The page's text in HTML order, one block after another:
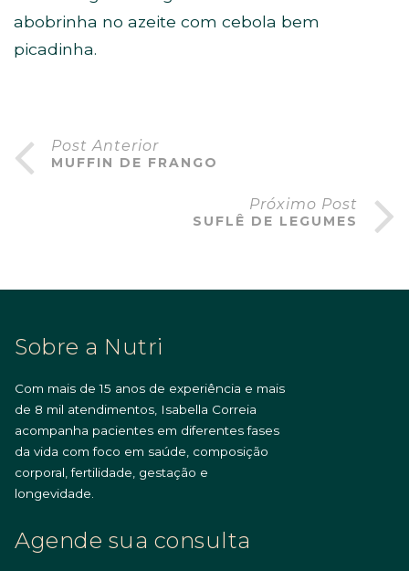
abobrinha no azeite com cebola bem
picadinha.
Post Anterior
MUFFIN DE FRANGO
Próximo Post
SUFLÊ DE LEGUMES
Sobre a Nutri
Com mais de 15 anos de experiência e mais
de 8 mil atendimentos, Isabella Correia
acompanha pacientes em diferentes fases
da vida com foco em saúde, composição
corporal, fertilidade, gestação e
longevidade.
Agende sua consulta